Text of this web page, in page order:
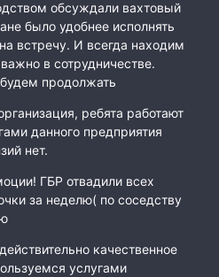
обсуждали вахтовый
было удобнее исполнять
встречу. И всегда находим
в сотрудничестве.
продолжать
ребята работают
данного предприятия
нет.
ГБР отвадили всех
за неделю( по соседству
качественное
услугами